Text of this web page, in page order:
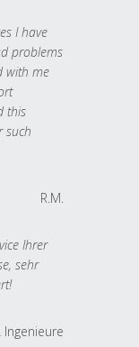
I have
problems
with me
this
such
R.M.
Ihrer
sehr
Ingenieure